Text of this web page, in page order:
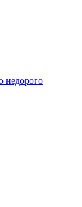
недорого